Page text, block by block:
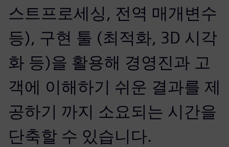
스트프로세싱, 전역 매개변수
등), 구현 툴 (최적화, 3D 시각
화 등)을 활용해 경영진과 고
객에 이해하기 쉬운 결과를 제
공하기 까지 소요되는 시간을
단축할 수 있습니다.